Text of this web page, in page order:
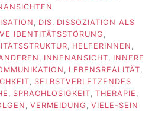
, DIS, DISSOZIATION ALS
IDENTITÄTSSTÖRUNG ,
, HELFERINNEN ,
, INNENANSICHT, INNERE
, LEBENSREALITÄT,
, SELBSTVERLETZENDES
, SPRACHLOSIGKEIT, THERAPIE ,
, VERMEIDUNG , VIELE-SEIN